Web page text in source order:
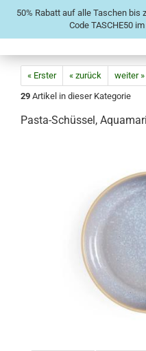
50% Rabatt auf alle Taschen bis
Code TASCHE50
« Erster « zurück weiter »
29 Artikel in dieser Kategorie
Pasta-Schüssel,